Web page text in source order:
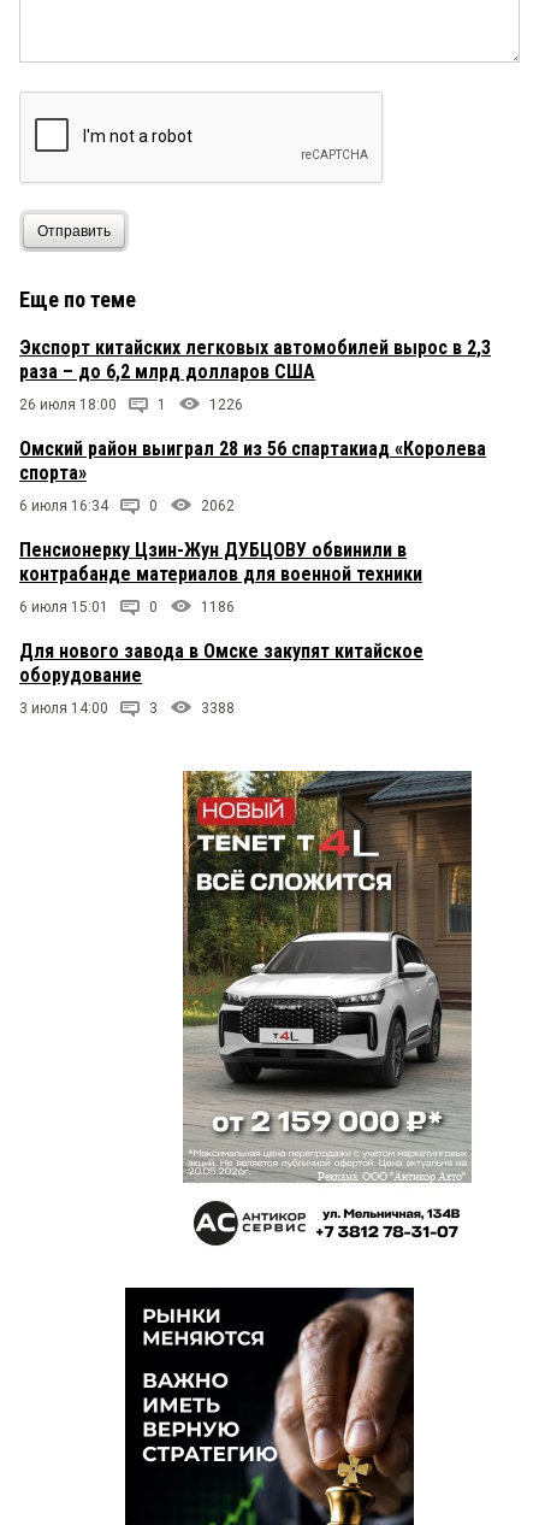
Отправить
Еще по теме
Экспорт китайских легковых автомобилей вырос в 2,3
раза – до 6,2 млрд долларов США
26 июля 18:00 1 1226
Омский район выиграл 28 из 56 спартакиад «Королева
спорта»
6 июля 16:34 0 2062
Пенсионерку Цзин-Жун ДУБЦОВУ обвинили в
контрабанде материалов для военной техники
6 июля 15:01 0 1186
Для нового завода в Омске закупят китайское
оборудование
3 июля 14:00 3 3388